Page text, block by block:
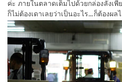
ค่ะ ภายในตลาดเต็มไปด้วยกล่องลังเ
ก็ไม่ต้องเดาเลยว่าเป็นอะไร…ก็ต้องผ